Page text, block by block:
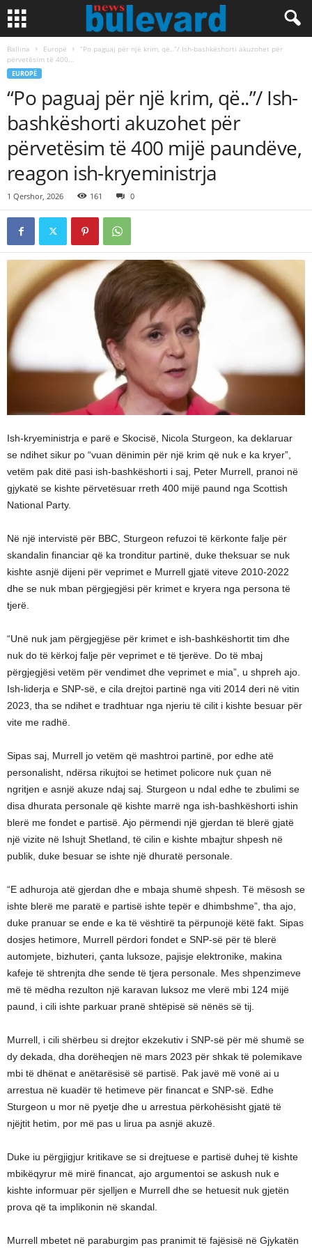
Ballina Europë
“Po paguaj për një krim, që..”/ Ish-bashkëshorti akuzohet për
përvetësim të 400...
EUROPË
“Po paguaj për një krim, që..”/ Ish-
bashkëshorti akuzohet për
përvetësim të 400 mijë paundëve,
reagon ish-kryeministrja
1 Qershor, 2026 161 0
Ish-kryeministrja e parë e Skocisë, Nicola Sturgeon, ka deklaruar
se ndihet sikur po “vuan dënimin për një krim që nuk e ka kryer”,
vetëm pak ditë pasi ish-bashkëshorti i saj, Peter Murrell, pranoi në
gjykatë se kishte përvetësuar rreth 400 mijë paund nga Scottish
National Party.
Në një intervistë për BBC, Sturgeon refuzoi të kërkonte falje për
skandalin financiar që ka tronditur partinë, duke theksuar se nuk
kishte asnjë dijeni për veprimet e Murrell gjatë viteve 2010-2022
dhe se nuk mban përgjegjësi për krimet e kryera nga persona të
tjerë.
“Unë nuk jam përgjegjëse për krimet e ish-bashkëshortit tim dhe
nuk do të kërkoj falje për veprimet e të tjerëve. Do të mbaj
përgjegjësi vetëm për vendimet dhe veprimet e mia”, u shpreh ajo.
Ish-liderja e SNP-së, e cila drejtoi partinë nga viti 2014 deri në vitin
2023, tha se ndihet e tradhtuar nga njeriu të cilit i kishte besuar për
vite me radhë.
Sipas saj, Murrell jo vetëm që mashtroi partinë, por edhe atë
personalisht, ndërsa rikujtoi se hetimet policore nuk çuan në
ngritjen e asnjë akuze ndaj saj. Sturgeon u ndal edhe te zbulimi se
disa dhurata personale që kishte marrë nga ish-bashkëshorti ishin
blerë me fondet e partisë. Ajo përmendi një gjerdan të blerë gjatë
një vizite në Ishujt Shetland, të cilin e kishte mbajtur shpesh në
publik, duke besuar se ishte një dhuratë personale.
“E adhuroja atë gjerdan dhe e mbaja shumë shpesh. Të mësosh se
ishte blerë me paratë e partisë ishte tepër e dhimbshme”, tha ajo,
duke pranuar se ende e ka të vështirë ta përpunojë këtë fakt. Sipas
dosjes hetimore, Murrell përdori fondet e SNP-së për të blerë
automjete, bizhuteri, çanta luksoze, pajisje elektronike, makina
kafeje të shtrenjta dhe sende të tjera personale. Mes shpenzimeve
më të mëdha rezulton një karavan luksoz me vlerë mbi 124 mijë
paund, i cili ishte parkuar pranë shtëpisë së nënës së tij.
Murrell, i cili shërbeu si drejtor ekzekutiv i SNP-së për më shumë se
dy dekada, dha dorëheqjen në mars 2023 për shkak të polemikave
mbi të dhënat e anëtarësisë së partisë. Pak javë më vonë ai u
arrestua në kuadër të hetimeve për financat e SNP-së. Edhe
Sturgeon u mor në pyetje dhe u arrestua përkohësisht gjatë të
njëjtit hetim, por më pas u lirua pa asnjë akuzë.
Duke iu përgjigjur kritikave se si drejtuese e partisë duhej të kishte
mbikëqyrur më mirë financat, ajo argumentoi se askush nuk e
kishte informuar për sjelljen e Murrell dhe se hetuesit nuk gjetën
prova që ta implikonin në skandal.
Murrell mbetet në paraburgim pas pranimit të fajësisë në Gjykatën